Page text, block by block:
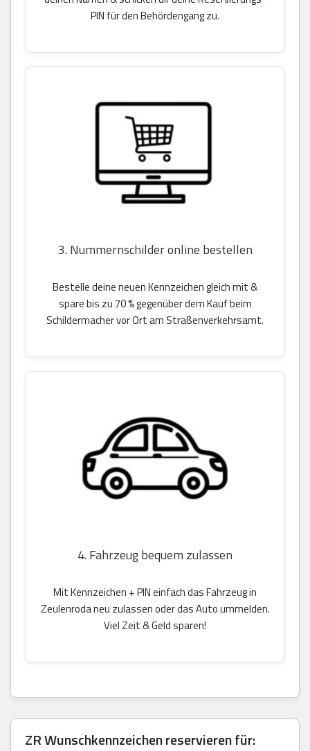
PIN für den Behördengang zu.
3. Nummernschilder online bestellen
Bestelle deine neuen Kennzeichen gleich mit &
spare bis zu 70 % gegenüber dem Kauf beim
Schildermacher vor Ort am Straßenverkehrsamt.
4. Fahrzeug bequem zulassen
Mit Kennzeichen + PIN einfach das Fahrzeug in
Zeulenroda neu zulassen oder das Auto ummelden.
Viel Zeit & Geld sparen!
ZR Wunschkennzeichen reservieren für: